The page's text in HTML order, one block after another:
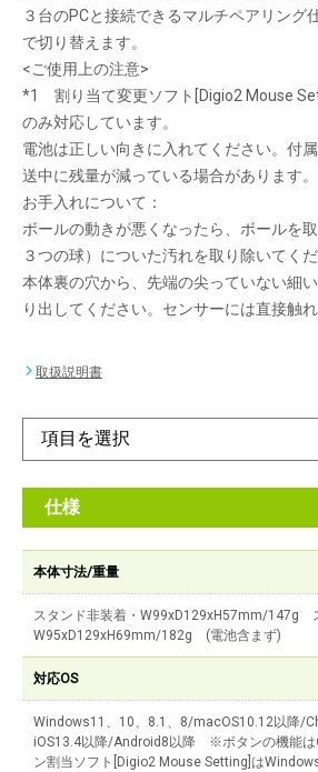
３台のPCと接続できるマルチペアリング
で切り替えます。
<ご使用上の注意>
*1 割り当て変更ソフト[Digio2 Mouse
のみ対応しています。
電池は正しい向きに入れてください。付
送中に残量が減っている場合があります。
お手入れについて：
ボールの動きが悪くなったら、ボールを
３つの球）についた汚れを取り除いてくだ
本体裏の穴から、先端の尖っていない細
り出してください。センサーには直接触
取扱説明書
仕様
本体寸法/重量
スタンド非装着・W99xD129xH57mm/147g
W95xD129xH69mm/182g (電池含まず)
対応OS
Windows11、10、8.1、8/macOS10.12以降/
iOS13.4以降/Android8以降 ※ボタンの機能は
ン割当ソフト[Digio2 Mouse Setting]は